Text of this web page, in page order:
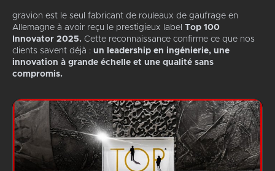
gravion est le seul fabricant de rouleaux de gaufrage en
Allemagne à avoir reçu le prestigieux label Top 100
Innovator 2025. Cette reconnaissance confirme ce que nos
clients savent déjà : un leadership en ingénierie, une
innovation à grande échelle et une qualité sans
compromis.